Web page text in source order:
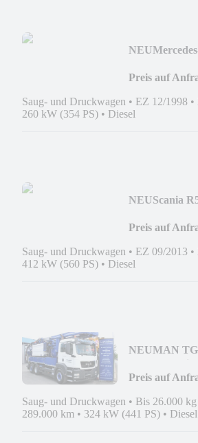
NEU
Preis auf
Saug- und Druckwagen • EZ 12/1998 •
260 kW (354 PS) • Diesel
NEUScania
Preis auf
Saug- und Druckwagen • EZ 09/2013 •
412 kW (560 PS) • Diesel
NEUMAN
Preis auf
Saug- und Druckwagen • Bis 26.000 kg
289.000 km • 324 kW (441 PS) • Diesel